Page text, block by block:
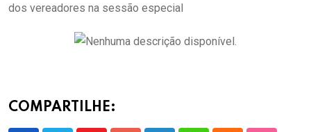
dos vereadores na sessão especial
COMPARTILHE: